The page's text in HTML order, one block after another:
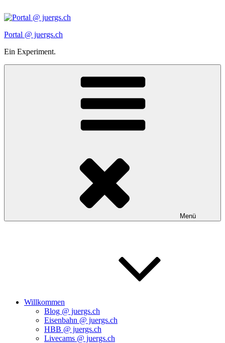
Inhalt
Portal @ juergs.ch
Ein Experiment.
Menü
Willkommen
Blog @ juergs.ch
Eisenbahn @ juergs.ch
HBB @ juergs.ch
Livecams @ juergs.ch